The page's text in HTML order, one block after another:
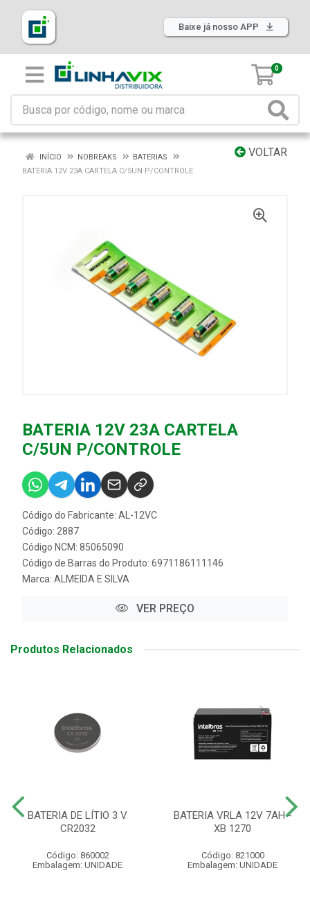
Baixe já nosso APP
0
VOLTAR
INÍCIO NOBREAKS
BATERIAS
BATERIA 12V 23A CARTELA C/5UN P/CONTROLE
BATERIA 12V 23A CARTELA
C/5UN P/CONTROLE
Código do Fabricante: AL-12VC
Código: 2887
Código NCM: 85065090
Código de Barras do Produto: 6971186111146
Marca: ALMEIDA E SILVA
VER PREÇO
Produtos Relacionados
BATERIA DE LÍTIO 3 V
CR2032
Código: 860002
Embalagem: UNIDADE
BATERIA VRLA 12V 7AH -
XB 1270
Código: 821000
Embalagem: UNIDADE